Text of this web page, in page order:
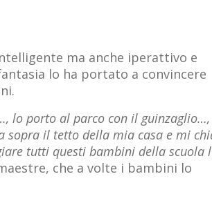
ma anche iperattivo e
lo ha portato a convincere
lo porto al parco con il
sopra il tetto della mia casa e mi
tutti questi bambini della scuola
che a volte i bambini lo